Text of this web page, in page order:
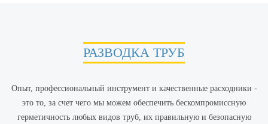
РАЗВОДКА ТРУБ
Опыт, профессиональный инструмент и качественные расходники -
это то, за счет чего мы можем обеспечить бескомпромиссную
герметичность любых видов труб, их правильную и безопасную